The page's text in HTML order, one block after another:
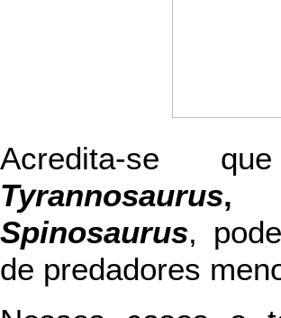
Acredita-se
Tyrannosaurus,
Spinosaurus,
de predadores